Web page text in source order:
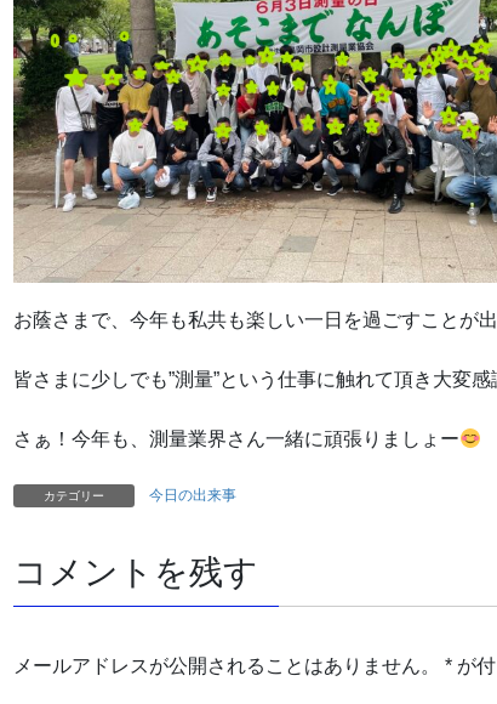
お蔭さまで、今年も私共も楽しい一日を過ごすことが
皆さまに少しでも”測量”という仕事に触れて頂き大変
さぁ！今年も、測量業界さん一緒に頑張りましょー
カテゴリー 今日の出来事
コメントを残す
メールアドレスが公開されることはありません。 * が